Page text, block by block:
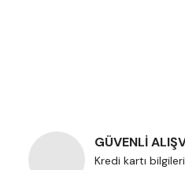
GÜVENLİ
Kredi kartı